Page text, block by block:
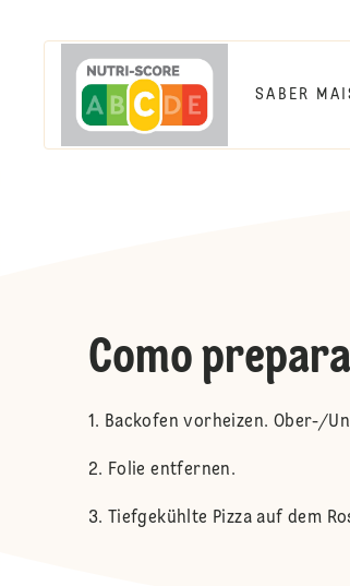
SABER
Como
Backofen vorheizen. Ober-/
Folie entfernen.
Tiefgekühlte Pizza auf dem